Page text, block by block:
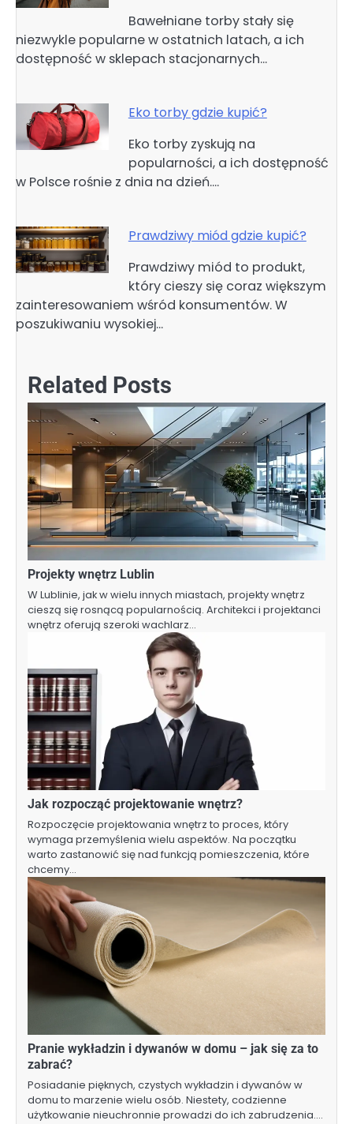
Bawełniane torby stały się
niezwykle popularne w ostatnich latach, a ich
dostępność w sklepach stacjonarnych…
Eko torby gdzie kupić?
Eko torby zyskują na
popularności, a ich dostępność
w Polsce rośnie z dnia na dzień.…
Prawdziwy miód gdzie kupić?
Prawdziwy miód to produkt,
który cieszy się coraz większym
zainteresowaniem wśród konsumentów. W
poszukiwaniu wysokiej…
Related Posts
Projekty wnętrz Lublin
W Lublinie, jak w wielu innych miastach, projekty wnętrz
cieszą się rosnącą popularnością. Architekci i projektanci
wnętrz oferują szeroki wachlarz…
Jak rozpocząć projektowanie wnętrz?
Rozpoczęcie projektowania wnętrz to proces, który
wymaga przemyślenia wielu aspektów. Na początku
warto zastanowić się nad funkcją pomieszczenia, które
chcemy…
Pranie wykładzin i dywanów w domu – jak się za to
zabrać?
Posiadanie pięknych, czystych wykładzin i dywanów w
domu to marzenie wielu osób. Niestety, codzienne
użytkowanie nieuchronnie prowadzi do ich zabrudzenia.…